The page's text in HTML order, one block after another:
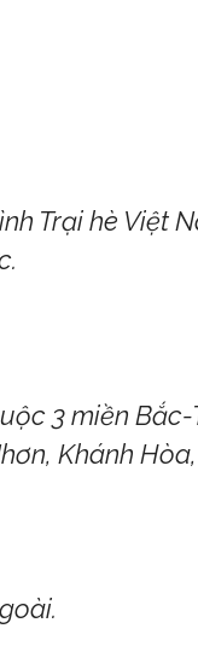
Trại hè Việt
3 miền
Khánh